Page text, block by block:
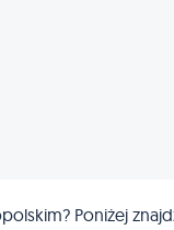
Poniżej